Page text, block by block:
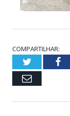
COMPARTILHAR:
Twitter
Email